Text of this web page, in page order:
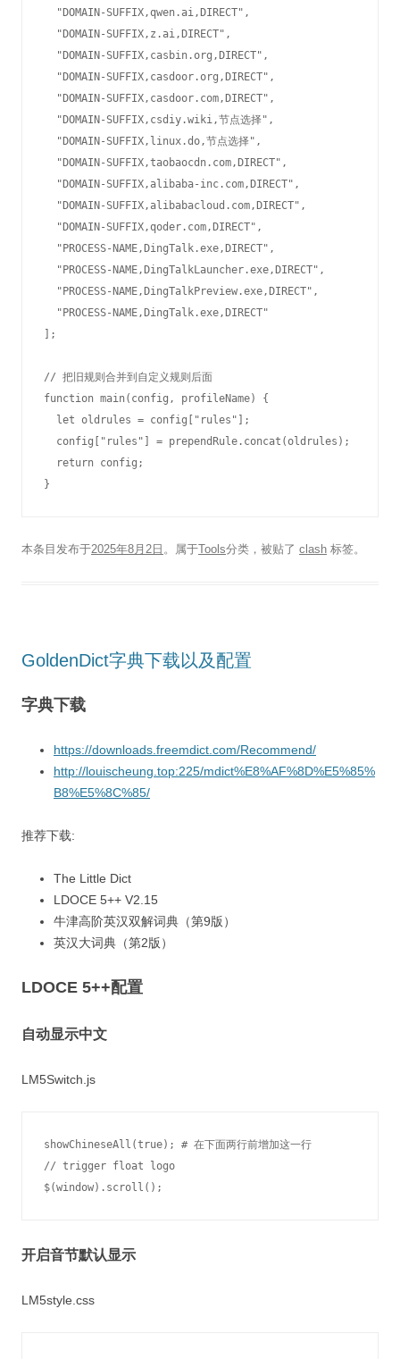
  "DOMAIN-SUFFIX,qwen.ai,DIRECT",
  "DOMAIN-SUFFIX,z.ai,DIRECT",
  "DOMAIN-SUFFIX,casbin.org,DIRECT",
  "DOMAIN-SUFFIX,casdoor.org,DIRECT",
  "DOMAIN-SUFFIX,casdoor.com,DIRECT",
  "DOMAIN-SUFFIX,csdiy.wiki,节点选择",
  "DOMAIN-SUFFIX,linux.do,节点选择",
  "DOMAIN-SUFFIX,taobaocdn.com,DIRECT",
  "DOMAIN-SUFFIX,alibaba-inc.com,DIRECT",
  "DOMAIN-SUFFIX,alibabacloud.com,DIRECT",
  "DOMAIN-SUFFIX,qoder.com,DIRECT",
  "PROCESS-NAME,DingTalk.exe,DIRECT",
  "PROCESS-NAME,DingTalkLauncher.exe,DIRECT",
  "PROCESS-NAME,DingTalkPreview.exe,DIRECT",
  "PROCESS-NAME,DingTalk.exe,DIRECT"
];
// 把旧规则合并到自定义规则后面
function main(config, profileName) {
  let oldrules = config["rules"];
  config["rules"] = prependRule.concat(oldrules);
  return config;
本条目发布于2025年8月2日 。属于Tools分类，被贴了 clash 标签。
GoldenDict字典下载以及配置
字典下载
https://downloads.freemdict.com/Recommend/
http://louischeung.top:225/mdict%E8%AF%8D%E5%85%
B8%E5%8C%85/
推荐下载:
The Little Dict
LDOCE 5++ V2.15
牛津高阶英汉双解词典（第9版）
英汉大词典（第2版）
LDOCE 5++配置
自动显示中文
LM5Switch.js
showChineseAll(true); # 在下面两行前增加这一行
// trigger float logo
$(window).scroll();
开启音节默认显示
LM5style.css